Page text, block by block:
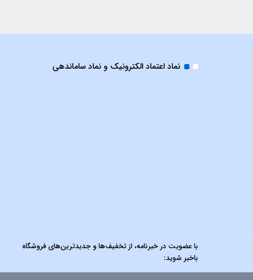
نماد اعتماد الکترونیک و نماد ساماندهی
با عضویت در خبرنامه، از تخفیف‌ها و جدیدترین‌های فروشگاه
باخبر شوید: